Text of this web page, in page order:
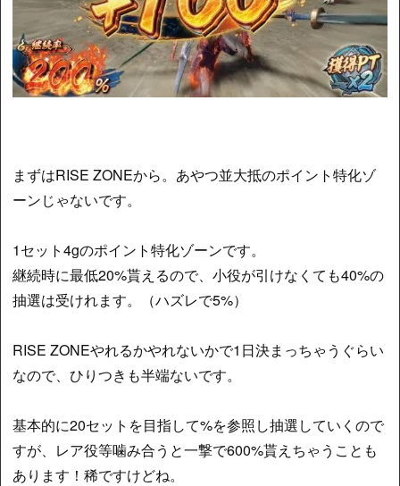
まずはRISE ZONEから。あやつ並大抵のポイント特化ゾ
ーンじゃないです。
1セット4gのポイント特化ゾーンです。
継続時に最低20%貰えるので、小役が引けなくても40%の
抽選は受けれます。（ハズレで5%）
RISE ZONEやれるかやれないかで1日決まっちゃうぐらい
なので、ひりつきも半端ないです。
基本的に20セットを目指して%を参照し抽選していくので
すが、レア役等噛み合うと一撃で600%貰えちゃうことも
あります！稀ですけどね。